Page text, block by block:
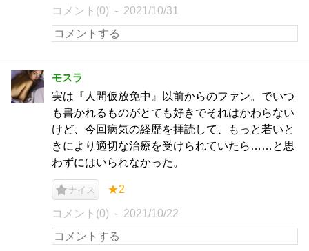
コメント(0) 2021/10/31
モスラ
実は『人間仮放免中』以前からのファン。でいつ
も書かれるものがとても好きでそれはかわらない
けど、今回病気の経歴を拝読して、もっと若いと
きにより適切な治療を受けられていたら……と思
わずにはいられなかった。
ナイス ★2
コメント(0) 2021/10/22